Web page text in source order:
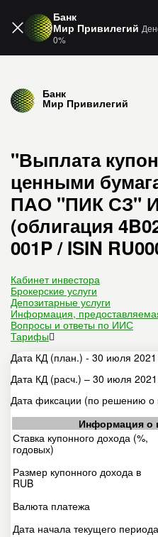
Банк
Мир Привилегий
0%
Банк
Мир Привилегий
"Выплата
ценными
ПАО "ПИК СЗ"
(облигация
001P / ISIN
Кабинет инвестора
Брокерские услуги
Депозитарные услуги
Информация,
Вопросы и ответы по ИИС
Тарифы
Дата КД (план.) - 30 июля 2021
Дата КД (расч.) – 30 июля 2021
Дата фиксации (по решению о
Информация о
Ставка купонного дохода (%,
годовых)
Размер купонного дохода в
RUB
Валюта платежа
Дата начала текущего периода